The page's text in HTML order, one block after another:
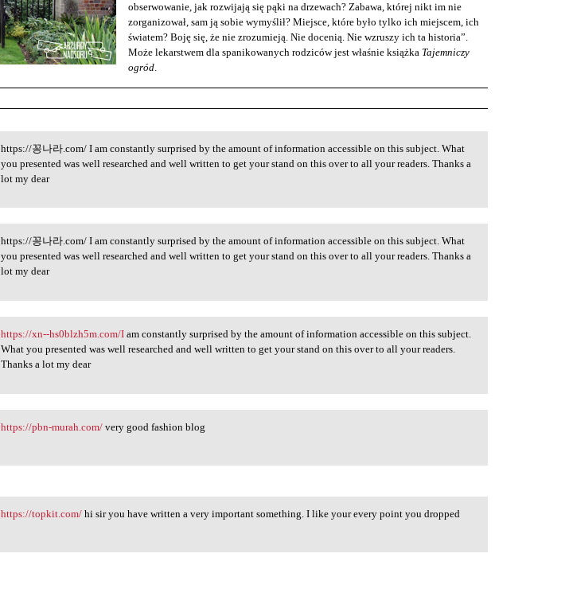
obserwowanie, jak rozwijają się pąki na drzewach? Zabawa, której nikt im nie
zorganizował, sam ją sobie wymyślił? Miejsce, które było tylko ich miejscem, ich
światem? Boję się, że nie zrozumieją. Nie docenią. Nie wzruszy ich ta historia”.
Może lekarstwem dla spanikowanych rodziców jest właśnie książka Tajemniczy
ogród.
https://꽁나라.com/ I am
https://꽁나라.com/ I am constantly surprised by the amount of information accessible on this subject. What
you presented was well researched and well written to get your stand on this over to all your readers. Thanks a
lot my dear
https://꽁나라.com/ I am
https://꽁나라.com/ I am constantly surprised by the amount of information accessible on this subject. What
you presented was well researched and well written to get your stand on this over to all your readers. Thanks a
lot my dear
https://xn--hs0blzh5m.com/I
https://xn--hs0blzh5m.com/I am constantly surprised by the amount of information accessible on this subject.
What you presented was well researched and well written to get your stand on this over to all your readers.
Thanks a lot my dear
https://pbn-murah.com/ very
https://pbn-murah.com/ very good fashion blog
https://topkit.com/ hi sir
https://topkit.com/ hi sir you have written a very important something. I like your every point you dropped